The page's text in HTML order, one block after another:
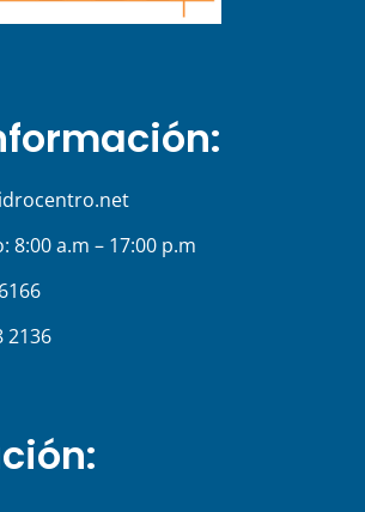
8:00 a.m – 17:00 p.m
2136